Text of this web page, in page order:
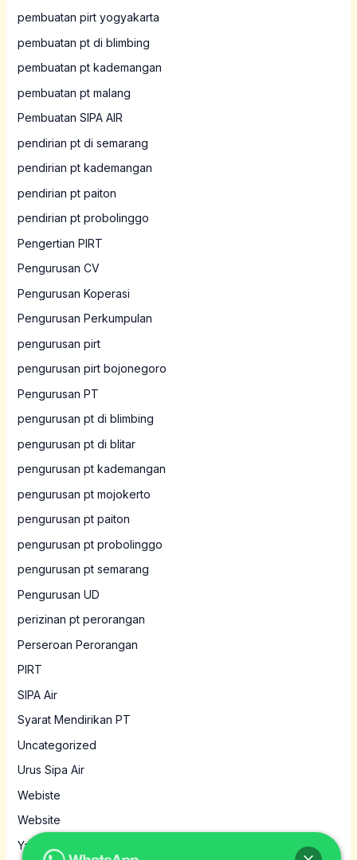
pembuatan pirt yogyakarta
pembuatan pt di blimbing
pembuatan pt kademangan
pembuatan pt malang
Pembuatan SIPA AIR
pendirian pt di semarang
pendirian pt kademangan
pendirian pt paiton
pendirian pt probolinggo
Pengertian PIRT
Pengurusan CV
Pengurusan Koperasi
Pengurusan Perkumpulan
pengurusan pirt
pengurusan pirt bojonegoro
Pengurusan PT
pengurusan pt di blimbing
pengurusan pt di blitar
pengurusan pt kademangan
pengurusan pt mojokerto
pengurusan pt paiton
pengurusan pt probolinggo
pengurusan pt semarang
Pengurusan UD
perizinan pt perorangan
Perseroan Perorangan
PIRT
SIPA Air
Syarat Mendirikan PT
Uncategorized
Urus Sipa Air
Webiste
Website
Yayasan